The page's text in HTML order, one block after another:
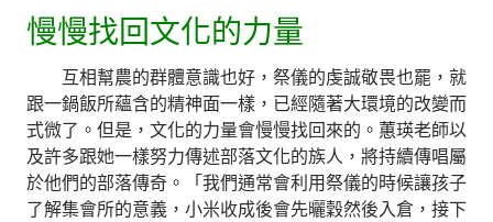
慢慢找回文化的力量
互相幫農的群體意識也好，祭儀的虔誠敬畏也罷，就
跟一鍋飯所蘊含的精神面一樣，已經隨著大環境的改變而
式微了。但是，文化的力量會慢慢找回來的。蕙瑛老師以
及許多跟她一樣努力傳述部落文化的族人，將持續傳唱屬
於他們的部落傳奇。「我們通常會利用祭儀的時候讓孩子
了解集會所的意義，小米收成後會先曬穀然後入倉，接下